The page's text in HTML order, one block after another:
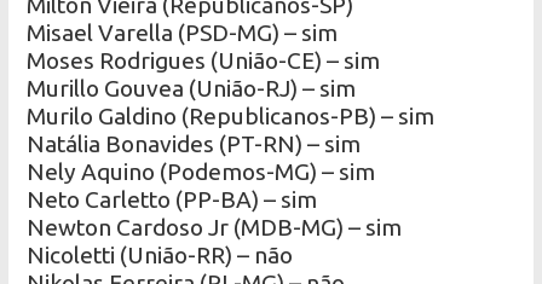
Misael Varella (PSD-MG) – sim
Moses Rodrigues (União-CE) – sim
Murillo Gouvea (União-RJ) – sim
Murilo Galdino (Republicanos-PB) – sim
Natália Bonavides (PT-RN) – sim
Nely Aquino (Podemos-MG) – sim
Neto Carletto (PP-BA) – sim
Newton Cardoso Jr (MDB-MG) – sim
Nicoletti (União-RR) – não